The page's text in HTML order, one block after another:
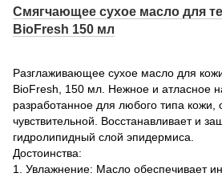
Смягчающее сухое масло для
BioFresh 150 мл
Разглаживающее сухое масло для
BioFresh, 150 мл. Нежное и атласное
разработанное для любого типа кожи,
чувствительной. Восстанавливает и
гидролипидный слой эпидермиса.
Достоинства:
1. Увлажнение: Масло обеспечивает